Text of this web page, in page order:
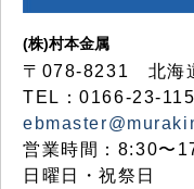
(株)村本金属
〒078-8231 北海
TEL：0166-23-
営業時間：8:30〜
日曜日・祝祭日